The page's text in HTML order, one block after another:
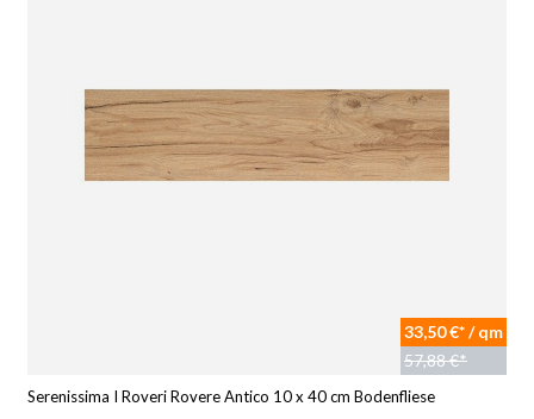
33,50 €* / qm
57,88 €*
Serenissima I Roveri Rovere Antico 10 x 40 cm Bodenfliese